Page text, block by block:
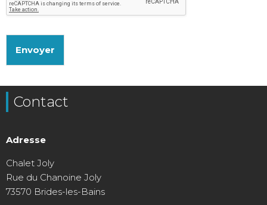
Envoyer
Contact
Adresse
Chalet Joly
Rue du Chanoine Joly
73570 Brides-les-Bains